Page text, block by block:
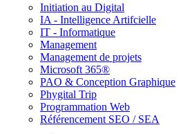
Initiation au Digital
IA - Intelligence Artifcielle
IT - Informatique
Management
Management de projets
Microsoft 365®
PAO & Conception Graphique
Phygital Trip
Programmation Web
Référencement SEO / SEA